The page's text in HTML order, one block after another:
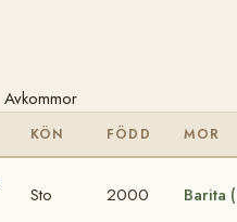
Avkommor
KÖN FÖDD MOR
Sto 2000 Barita